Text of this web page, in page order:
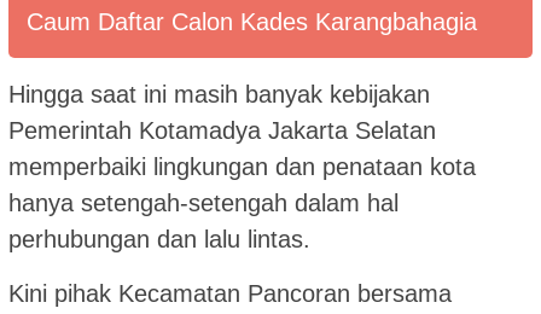
Caum Daftar Calon Kades Karangbahagia
Hingga saat ini masih banyak kebijakan
Pemerintah Kotamadya Jakarta Selatan
memperbaiki lingkungan dan penataan kota
hanya setengah-setengah dalam hal
perhubungan dan lalu lintas.
Kini pihak Kecamatan Pancoran bersama